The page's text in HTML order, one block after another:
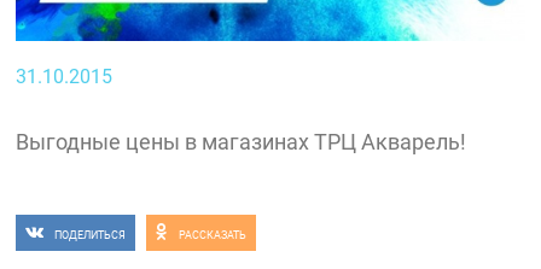
31.10.2015
Выгодные цены в магазинах ТРЦ Акварель!
ПОДЕЛИТЬСЯ РАССКАЗАТЬ